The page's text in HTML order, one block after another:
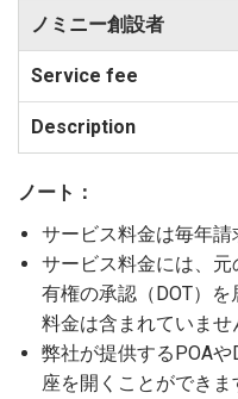
ノミニー創設者
ノート：
サービス料金は毎年請
サービス料金には、
有権の承認（DOT）
料金は含まれていませ
弊社が提供するPOA
座を開くことができま